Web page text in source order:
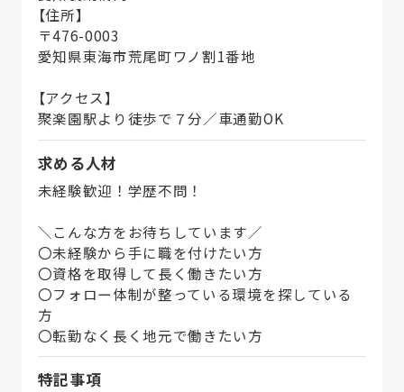
【住所】
〒476-0003
愛知県東海市荒尾町ワノ割1番地
【アクセス】
聚楽園駅より徒歩で７分／車通勤OK
求める人材
未経験歓迎！学歴不問！
＼こんな方をお待ちしています／
〇未経験から手に職を付けたい方
〇資格を取得して長く働きたい方
〇フォロー体制が整っている環境を探している
方
〇転勤なく長く地元で働きたい方
特記事項